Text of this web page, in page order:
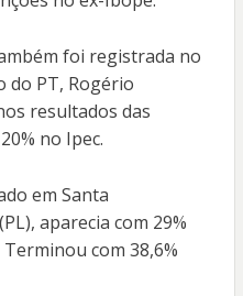
foi registrada no
do PT, Rogério
resultados das
no Ipec.
em Santa
aparecia com 29%
com 38,6%